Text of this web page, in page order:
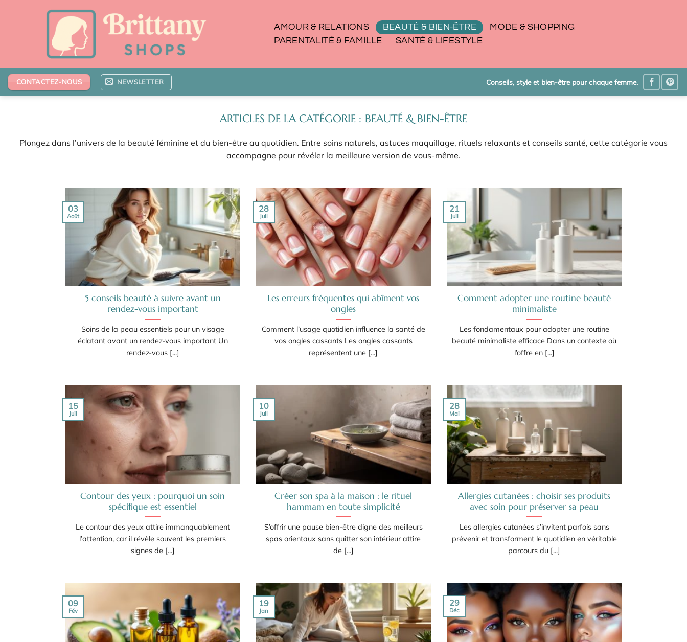
AMOUR & RELATIONS BEAUTÉ & BIEN-ÊTRE
MODE & SHOPPING
PARENTALITÉ & FAMILLE
SANTÉ & LIFESTYLE
CONTACTEZ-NOUS NEWSLETTER Conseils, style et bien-être pour chaque femme.
BEAUTÉ & BIEN-ÊTRE
Plongez dans l’univers de la beauté féminine et du bien-être au quotidien. Entre soins naturels, astuces maquillage, rituels relaxants et conseils santé, cette catégorie vous
accompagne pour révéler la meilleure version de vous-même.
5 conseils beauté à suivre avant un
rendez-vous important
Soins de la peau essentiels pour un visage
éclatant avant un rendez-vous important Un
rendez-vous [...]
03
Août
Les erreurs fréquentes qui abîment vos
ongles
Comment l’usage quotidien influence la santé de
vos ongles cassants Les ongles cassants
représentent une [...]
28
Juil
Comment adopter une routine beauté
minimaliste
Les fondamentaux pour adopter une routine
beauté minimaliste efficace Dans un contexte où
l’offre en [...]
21
Juil
Contour des yeux : pourquoi un soin
spécifique est essentiel
Le contour des yeux attire immanquablement
l’attention, car il révèle souvent les premiers
signes de [...]
15
Juil
Créer son spa à la maison : le rituel
hammam en toute simplicité
S’offrir une pause bien-être digne des meilleurs
spas orientaux sans quitter son intérieur attire
de [...]
10
Juil
Allergies cutanées : choisir ses produits
avec soin pour préserver sa peau
Les allergies cutanées s’invitent parfois sans
prévenir et transforment le quotidien en véritable
parcours du [...]
28
Mai
09
Fév
19
Jan
29
Déc